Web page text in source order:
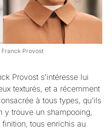
Franck Provost
Provost s’intéresse lui
texturés, et a récemment
à tous types, qu’ils
y trouve un shampooing,
tous enrichis au